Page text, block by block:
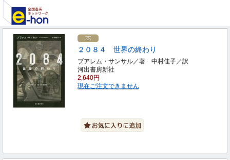
２０８４ 世界の終わり
ブアレム・サンサル／著 中村佳子／訳
河出書房新社
2,640円
現在ご注文できません